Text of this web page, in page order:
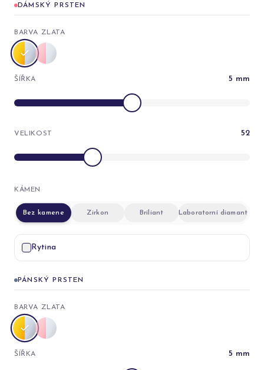
DÁMSKÝ PRSTEN
BARVA ZLATA
ŠÍŘKA 5 mm
VELIKOST 52
KÁMEN
Bez kamene Zirkon Briliant Laboratorní diamant
Rytina
PÁNSKÝ PRSTEN
BARVA ZLATA
ŠÍŘKA 5 mm